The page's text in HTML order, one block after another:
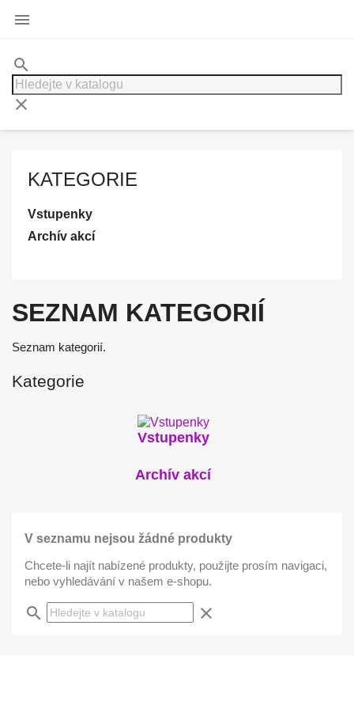

search
clear
KATEGORIE
Vstupenky
Archív akcí
SEZNAM KATEGORIÍ
Seznam kategorií.
Kategorie
Vstupenky
Archív akcí
V seznamu nejsou žádné produkty
Chcete-li najít nabízené produkty, použijte prosím navigaci,
nebo vyhledávání v našem e-shopu.
search clear